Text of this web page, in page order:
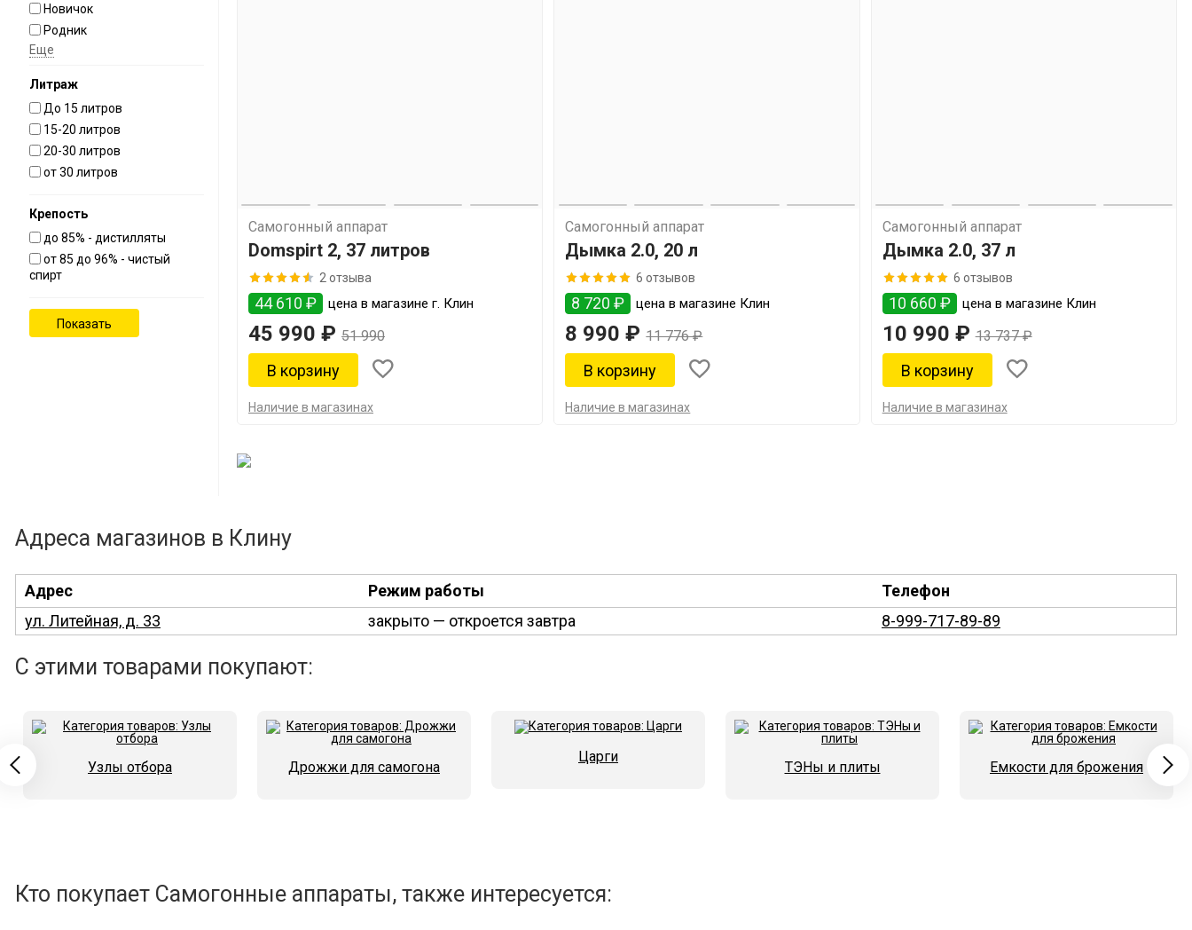
Новичок
Родник
Еще
Литраж
До 15 литров
15-20 литров
20-30 литров
от 30 литров
Крепость
до 85% - дистилляты
от 85 до 96% - чистый
спирт
Самогонный аппарат
Domspirt 2, 37 литров
2 отзыва
44 610 ₽ цена в магазине г. Клин
45 990 ₽ 51 990
Наличие в магазинах
Самогонный аппарат
Дымка 2.0, 20 л
6 отзывов
8 720 ₽ цена в магазине Клин
8 990 ₽ 11 776 ₽
Наличие в магазинах
Самогонный аппарат
Дымка 2.0, 37 л
6 отзывов
10 660 ₽ цена в магазине Клин
10 990 ₽ 13 737 ₽
Наличие в магазинах
Адреса магазинов в Клину
Адрес Режим работы
Телефон
ул. Литейная, д. 33
закрыто — откроется завтра 8-999-717-89-89
С этими товарами покупают:
Узлы отбора Дрожжи для самогона
Царги
ТЭНы и плиты Емкости для брожения
Кто покупает Самогонные аппараты, также интересуется: